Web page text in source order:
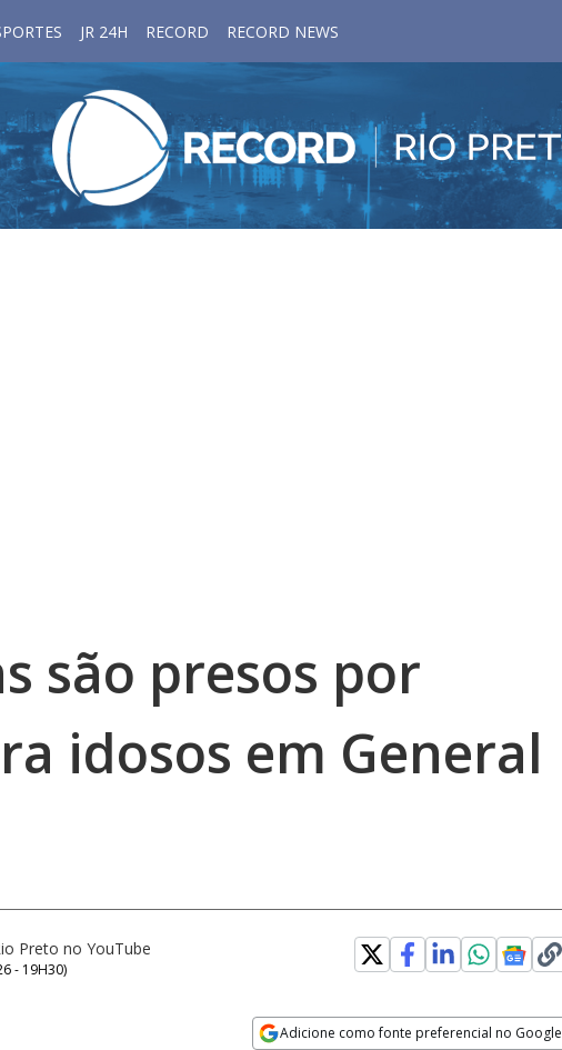
JR 24H RECORD RECORD NEWS
são presos por
idosos em General
Preto no YouTube
- 19H30)
Adicione como fonte preferencial no Google